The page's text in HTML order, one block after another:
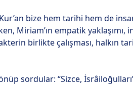
bize hem tarihi hem de
Miriam’ın empatik
birlikte çalışması, halkın
sordular: “Sizce,